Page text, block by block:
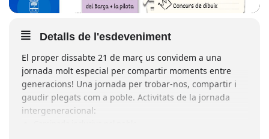
Detalls de l'esdeveniment
El proper dissabte 21 de març us convidem a una
jornada molt especial per compartir moments entre
generacions! Una jornada per trobar-nos, compartir i
gaudir plegats com a poble. Activitats de la jornada
intergeneracional: